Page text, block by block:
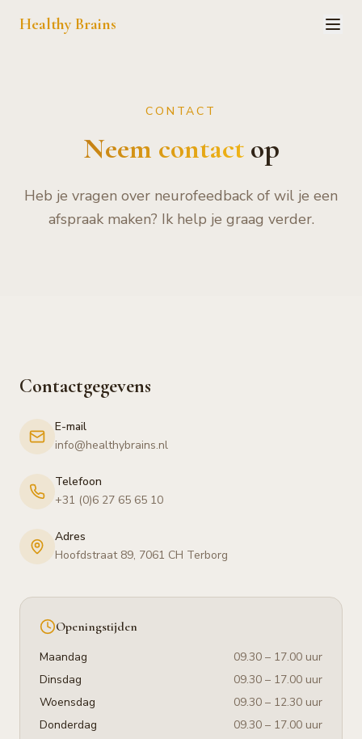
Healthy Brains
CONTACT
Neem contactop
Heb je vragen over neurofeedback of wil je een
afspraak maken? Ik help je graag verder.
Contactgegevens
E-mail
info@healthybrains.nl
Telefoon
+31 (0)6 27 65 65 10
Adres
Hoofdstraat 89, 7061 CH Terborg
Openingstijden
Maandag
09.30 – 17.00 uur
Dinsdag
09.30 – 17.00 uur
Woensdag
09.30 – 12.30 uur
Donderdag
09.30 – 17.00 uur